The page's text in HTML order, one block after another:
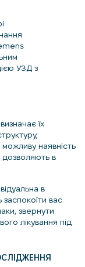
УЗД з
їх
наявність
дозволяють в
в
вас
звернути
лікування під